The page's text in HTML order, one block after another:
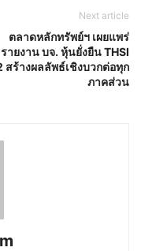
Next article
ตลาดหลักทรัพย์ฯ เผยแพร่
รายงาน บจ. หุ้นยั่งยืน THSI
สร้างผลลัพธ์เชิงบวกต่อทุก
ภาคส่วน